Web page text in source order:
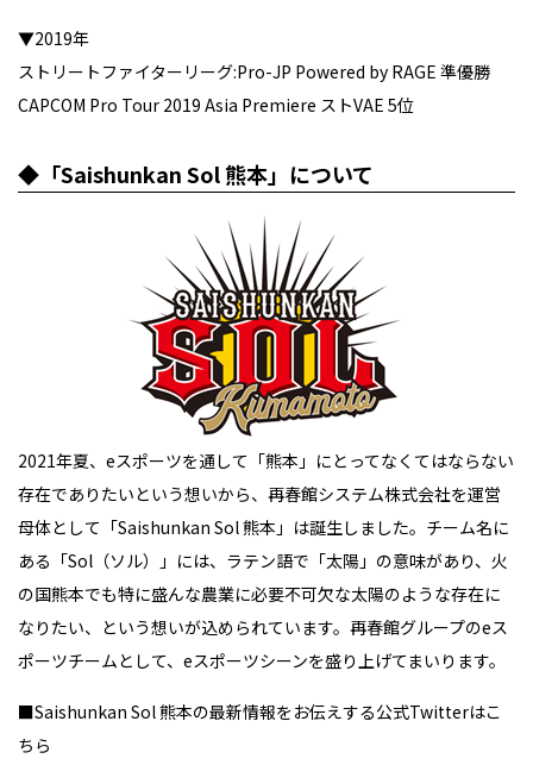
▼2019年
ストリートファイターリーグ:Pro-JP Powered by RAGE 準優勝
CAPCOM Pro Tour 2019 Asia Premiere ストVAE 5位
◆「Saishunkan Sol 熊本」について
2021年夏、eスポーツを通して「熊本」にとってなくてはならない
存在でありたいという想いから、再春館システム株式会社を運営
母体として「Saishunkan Sol 熊本」は誕生しました。チーム名に
ある「Sol（ソル）」には、ラテン語で「太陽」の意味があり、火
の国熊本でも特に盛んな農業に必要不可欠な太陽のような存在に
なりたい、という想いが込められています。再春館グループのeス
ポーツチームとして、eスポーツシーンを盛り上げてまいります。
■Saishunkan Sol 熊本の最新情報をお伝えする公式Twitterはこ
ちら